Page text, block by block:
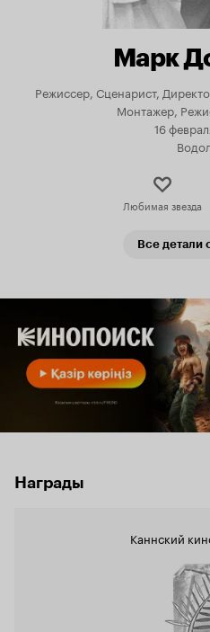
Марк
Режиссер, Сценарист,
Монтажер,
16
Любимая звезда
Все детали
Награды
Каннский